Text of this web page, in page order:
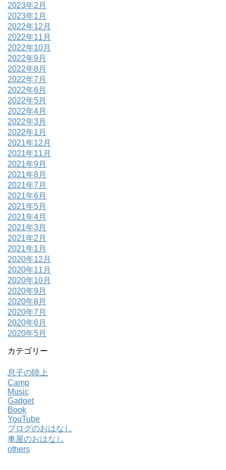
2023年2月
2023年1月
2022年12月
2022年11月
2022年10月
2022年9月
2022年8月
2022年7月
2022年6月
2022年5月
2022年4月
2022年3月
2022年1月
2021年12月
2021年11月
2021年9月
2021年8月
2021年7月
2021年6月
2021年5月
2021年4月
2021年3月
2021年2月
2021年1月
2020年12月
2020年11月
2020年10月
2020年9月
2020年8月
2020年7月
2020年6月
2020年5月
カテゴリー
息子の陸上
Camp
Music
Gadget
Book
YouTube
ブログのおはなし
車屋のおはなし
others